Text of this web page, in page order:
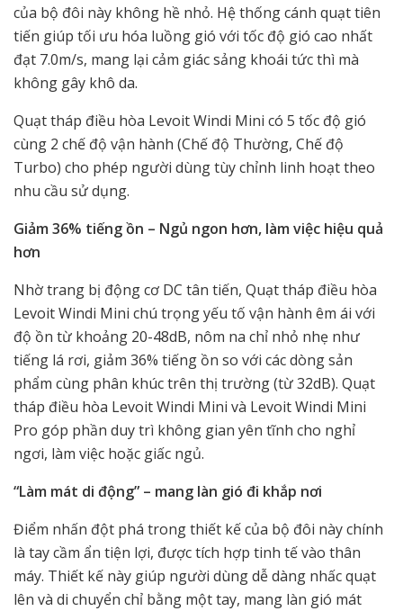
của bộ đôi này không hề nhỏ. Hệ thống cánh quạt tiên
tiến giúp tối ưu hóa luồng gió với tốc độ gió cao nhất
đạt 7.0m/s, mang lại cảm giác sảng khoái tức thì mà
không gây khô da.
Quạt tháp điều hòa Levoit Windi Mini có 5 tốc độ gió
cùng 2 chế độ vận hành (Chế độ Thường, Chế độ
Turbo) cho phép người dùng tùy chỉnh linh hoạt theo
nhu cầu sử dụng.
Giảm 36% tiếng ồn – Ngủ ngon hơn, làm việc hiệu quả
hơn
Nhờ trang bị động cơ DC tân tiến, Quạt tháp điều hòa
Levoit Windi Mini chú trọng yếu tố vận hành êm ái với
độ ồn từ khoảng 20-48dB, nôm na chỉ nhỏ nhẹ như
tiếng lá rơi, giảm 36% tiếng ồn so với các dòng sản
phẩm cùng phân khúc trên thị trường (từ 32dB). Quạt
tháp điều hòa Levoit Windi Mini và Levoit Windi Mini
Pro góp phần duy trì không gian yên tĩnh cho nghỉ
ngơi, làm việc hoặc giấc ngủ.
“Làm mát di động” – mang làn gió đi khắp nơi
Điểm nhấn đột phá trong thiết kế của bộ đôi này chính
là tay cầm ẩn tiện lợi, được tích hợp tinh tế vào thân
máy. Thiết kế này giúp người dùng dễ dàng nhấc quạt
lên và di chuyển chỉ bằng một tay, mang làn gió mát